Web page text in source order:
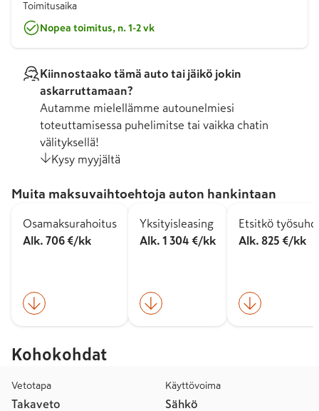
Toimitusaika
Nopea toimitus, n. 1-2 vk
Kiinnostaako tämä auto tai jäikö jokin
askarruttamaan?
Autamme mielellämme autounelmiesi
toteuttamisessa puhelimitse tai vaikka chatin
välityksellä!
Kysy myyjältä
Muita maksuvaihtoehtoja auton hankintaan
Osamaksurahoitus
Alk. 706 €/kk
Yksityisleasing
Alk. 1 304 €/kk
Etsitkö
Alk. 825 €/kk
Kohokohdat
Vetotapa
Takaveto
Käyttövoima
Sähkö